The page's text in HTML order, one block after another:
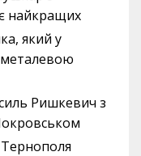
найкращих
який у
Ришкевич з
Тернополя